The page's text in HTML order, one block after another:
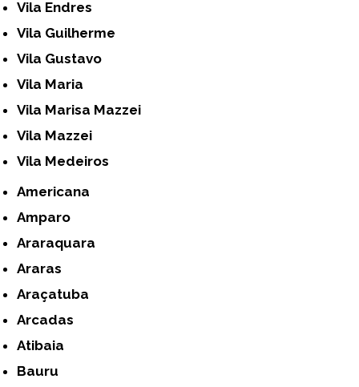
Vila Endres
Vila Guilherme
Vila Gustavo
Vila Maria
Vila Marisa Mazzei
Vila Mazzei
Vila Medeiros
Americana
Amparo
Araraquara
Araras
Araçatuba
Arcadas
Atibaia
Bauru